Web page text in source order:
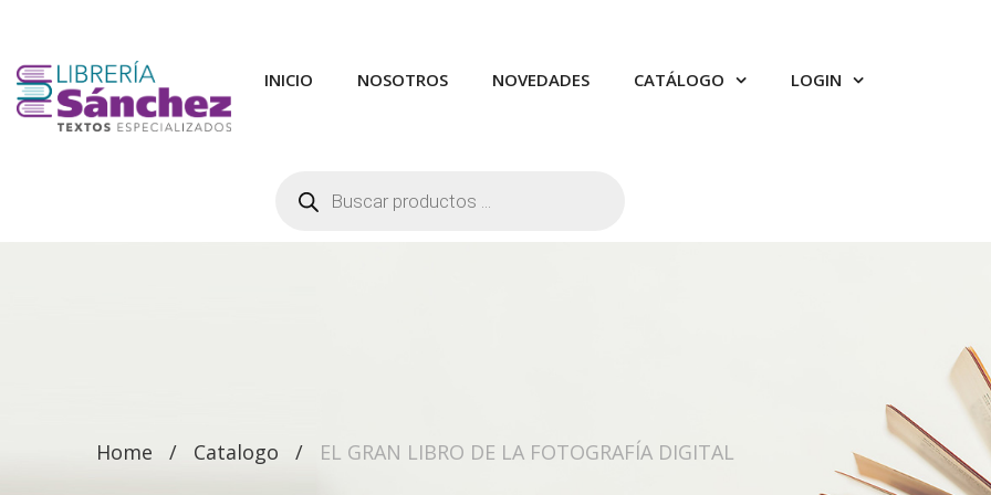
INICIO NOSOTROS NOVEDADES CATÁLOGO LOGIN
productos
Home Catalogo EL GRAN LIBRO DE LA FOTOGRAFÍA DIGITAL